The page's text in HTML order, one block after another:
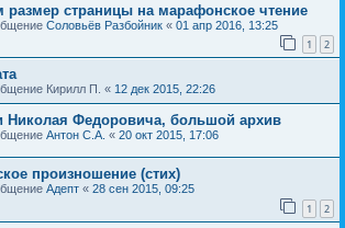
размер страницы на марафонское чтение
Соловьёв Разбойник « 01 апр 2016, 13:25
1 2
Кирилл П. « 12 дек 2015, 22:26
Николая Федоровича, большой архив
Антон С.А. « 20 окт 2015, 17:06
произношение (стих)
Адепт « 28 сен 2015, 09:25
1 2